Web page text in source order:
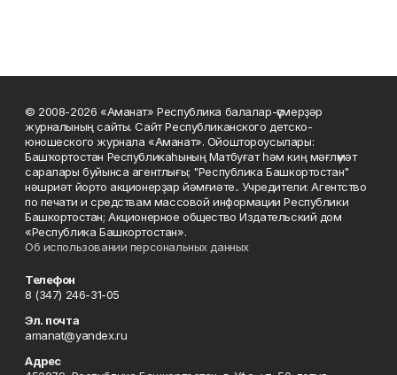
© 2008-2026 «Аманат» Республика балалар-үҫмерҙәр
журналының сайты. Сайт Республиканского детско-
юношеского журнала «Аманат». Ойоштороусылары:
Башҡортостан Республикаһының Матбуғат һәм киң мәғлүмәт
саралары буйынса агентлығы; "Республика Башкортостан"
нәшриәт йорто акционерҙар йәмғиәте.. Учредители: Агентство
по печати и средствам массовой информации Республики
Башкортостан; Акционерное общество Издательский дом
«Республика Башкортостан».
Об использовании персональных данных
Телефон
8 (347) 246-31-05
Эл. почта
amanat@yandex.ru
Адрес